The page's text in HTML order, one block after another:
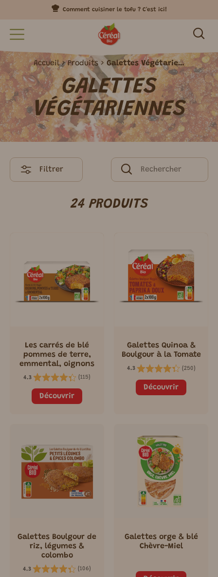
Comment cuisiner le tofu ? C'est ici!
Accueil Produits Galettes Végétariennes
GALETTES
VÉGÉTARIENNES
24 PRODUITS
Filtrer
Les carrés de blé
pommes de terre,
emmental, oignons
4.3 (115)
Découvrir
Galettes Quinoa &
Boulgour à la Tomate
4.3 (250)
Découvrir
Galettes Boulgour de
riz, légumes &
colombo
4.3 (106)
Galettes orge & blé
Chèvre-Miel